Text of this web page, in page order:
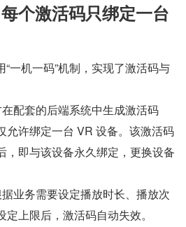
个激活码只绑定一台
一机一码”机制，实现了激活码与
在配套的后端系统中生成激活码
允许绑定一台 VR 设备。该激活码
，即与该设备永久绑定，更换设备
业务需要设定播放时长、播放次
上限后，激活码自动失效。